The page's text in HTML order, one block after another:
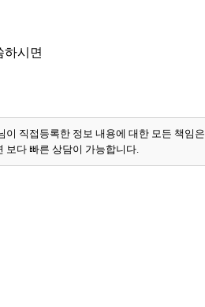
하시면
이 직접등록한 정보 내용에 대한 모든 책임은
보다 빠른 상담이 가능합니다.